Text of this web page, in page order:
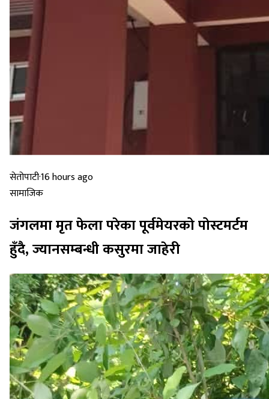
सेतोपाटी·16 hours ago
सामाजिक
जंगलमा मृत फेला परेका पूर्वमेयरको पोस्टमर्टम
हुँदै, ज्यानसम्बन्धी कसुरमा जाहेरी